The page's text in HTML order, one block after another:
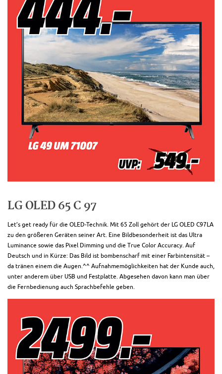
LG OLED 65 C 97
Let’s get ready für die OLED-Technik. Mit 65 Zoll gehört der LG OLED C97LA
zu den größeren Geräten seiner Art. Eine Bildbesonderheit ist das Ultra
Luminance sowie das Pixel Dimming und die True Color Accuracy. Auf
Deutsch und in Kürze: Das Bild ist bombenscharf mit einer Farbintensität –
da tränen einem die Augen.^^ Aufnahmemöglichkeiten hat der Kunde auch,
unter anderem über USB und Festplatte. Abgesehen davon kann man über
die Fernbedienung auch Sprachbefehle geben.